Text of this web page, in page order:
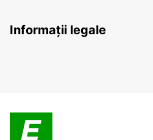
Informații legale